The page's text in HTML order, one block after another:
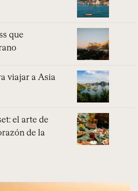
que
viajar a Asia
el arte de
de la